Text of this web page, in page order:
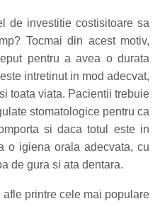
de investitie costisitoare sa
Tocmai din acest motiv,
pentru a avea o durata
intretinut in mod adecvat,
toata viata. Pacientii trebuie
stomatologice pentru ca
si daca totul este in
o igiena orala adecvata, cu
de gura si ata dentara.
afle printre cele mai populare